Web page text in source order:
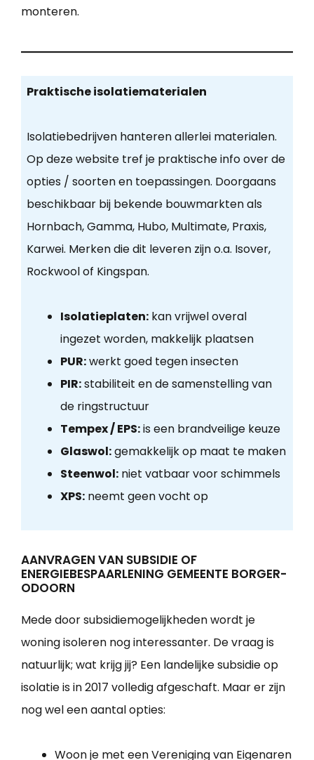
monteren.
Praktische isolatiematerialen
Isolatiebedrijven hanteren allerlei materialen.
Op deze website tref je praktische info over de
opties / soorten en toepassingen. Doorgaans
beschikbaar bij bekende bouwmarkten als
Hornbach, Gamma, Hubo, Multimate, Praxis,
Karwei. Merken die dit leveren zijn o.a. Isover,
Rockwool of Kingspan.
Isolatieplaten:kan vrijwel overal
ingezet worden, makkelijk plaatsen
PUR:werkt goed tegen insecten
PIR:stabiliteit en de samenstelling van
de ringstructuur
Tempex / EPS:is een brandveilige keuze
Glaswol:gemakkelijk op maat te maken
Steenwol:niet vatbaar voor schimmels
XPS:neemt geen vocht op
AANVRAGEN VAN SUBSIDIE OF
ENERGIEBESPAARLENING GEMEENTE BORGER-
ODOORN
Mede door subsidiemogelijkheden wordt je
woning isoleren nog interessanter. De vraag is
natuurlijk; wat krijg jij? Een landelijke subsidie op
isolatie is in 2017 volledig afgeschaft. Maar er zijn
nog wel een aantal opties:
Woon je met een Vereniging van Eigenaren